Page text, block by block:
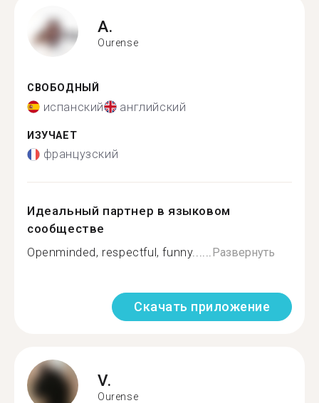
A.
Ourense
СВОБОДНЫЙ
испанский английский
ИЗУЧАЕТ
французский
Идеальный партнер в языковом
сообществе
Openminded, respectful, funny......Развернуть
Скачать приложение
V.
Ourense